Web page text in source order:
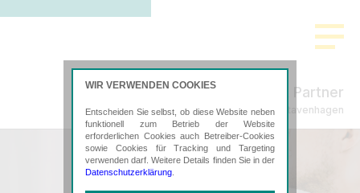
Freund & Partner
Steuerberatung in Stavenhagen
WIR VERWENDEN COOKIES
Entscheiden Sie selbst, ob diese Website neben
funktionell zum Betrieb der Website
erforderlichen Cookies auch Betreiber-Cookies
sowie Cookies für Tracking und Targeting
verwenden darf. Weitere Details finden Sie in der
Datenschutzerklärung